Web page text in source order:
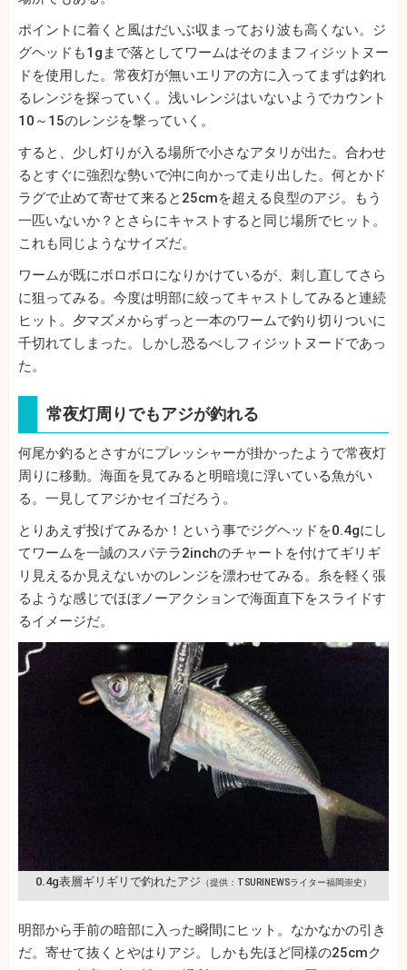
ポイントに着くと風はだいぶ収まっており波も高くない。ジ
グヘッドも1gまで落としてワームはそのままフィジットヌー
ドを使用した。常夜灯が無いエリアの方に入ってまずは釣れ
るレンジを探っていく。浅いレンジはいないようでカウント
10～15のレンジを撃っていく。
すると、少し灯りが入る場所で小さなアタリが出た。合わせ
るとすぐに強烈な勢いで沖に向かって走り出した。何とかド
ラグで止めて寄せて来ると25cmを超える良型のアジ。もう
一匹いないか？とさらにキャストすると同じ場所でヒット。
これも同じようなサイズだ。
ワームが既にボロボロになりかけているが、刺し直してさら
に狙ってみる。今度は明部に絞ってキャストしてみると連続
ヒット。夕マズメからずっと一本のワームで釣り切りついに
千切れてしまった。しかし恐るべしフィジットヌードであっ
た。
常夜灯周りでもアジが釣れる
何尾か釣るとさすがにプレッシャーが掛かったようで常夜灯
周りに移動。海面を見てみると明暗境に浮いている魚がい
る。一見してアジかセイゴだろう。
とりあえず投げてみるか！という事でジグヘッドを0.4gにし
てワームを一誠のスパテラ2inchのチャートを付けてギリギ
リ見えるか見えないかのレンジを漂わせてみる。糸を軽く張
るような感じでほぼノーアクションで海面直下をスライドす
るイメージだ。
0.4g表層ギリギリで釣れたアジ （提供：TSURINEWSライター福岡崇史）
明部から手前の暗部に入った瞬間にヒット。なかなかの引き
だ。寄せて抜くとやはりアジ。しかも先ほど同様の25cmク